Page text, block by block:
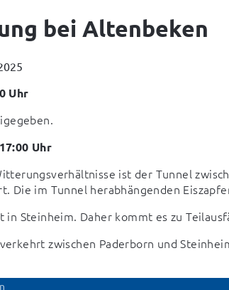
bei Altenbeken
Uhr
Uhr
ist der Tunnel
Die im Tunnel herabhängenden
in Steinheim. Daher kommt es zu
zwischen Paderborn und